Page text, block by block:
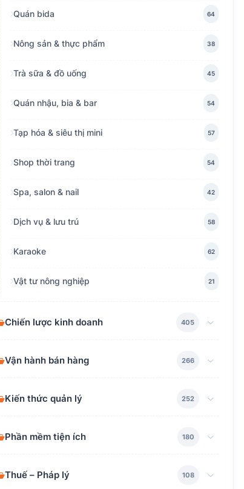
Quán bida 64
Nông sản & thực phẩm 38
Trà sữa & đồ uống 45
Quán nhậu, bia & bar 54
Tạp hóa & siêu thị mini 57
Shop thời trang 54
Spa, salon & nail 42
Dịch vụ & lưu trú 58
Karaoke 62
Vật tư nông nghiệp 21
Chiến lược kinh doanh 405
Vận hành bán hàng 266
Kiến thức quản lý 252
Phần mềm tiện ích 180
Thuế – Pháp lý 108